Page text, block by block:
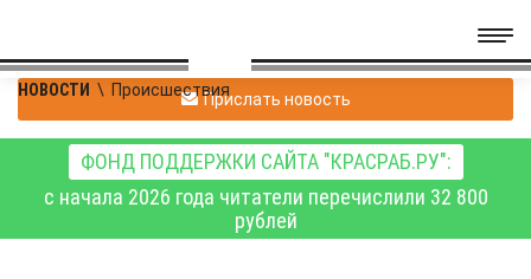
НОВОСТИ \ ПроисшествияПрислать новость
ФОНД ПОДДЕРЖКИ САЙТА "КРАСРАБ.РУ":
с начала 2026 года читатели перечислили 32 800
рублей